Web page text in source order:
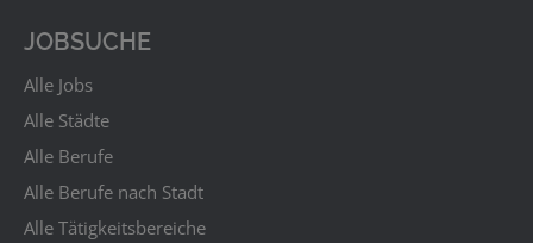
JOBSUCHE
Alle Jobs
Alle Städte
Alle Berufe
Alle Berufe nach Stadt
Alle Tätigkeitsbereiche